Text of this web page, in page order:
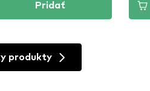
Pridať
produkty